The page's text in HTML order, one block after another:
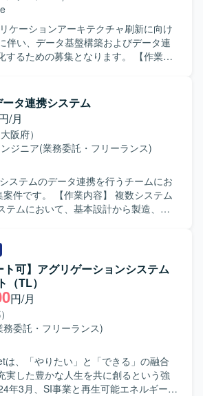
PythonやSQLを活用したバッチ開発に
経験を積む機会もあり、今後のキャリ
クトとなっております。 【開発環
境をベースとし、PythonおよびSQL
向けに最適化した形で実装していただ
切なタイミングで進捗や成果、問題
りやすく報告・説明できる方を歓迎い
式情報を取り扱うにあたり、高い倫理
ります。 【ポジションの魅
たバッチ開発・移行の実務経験を積む
存資産の移行と新規バッチ開発の双方
計から運用まで一連のプロセスを経験
を用いたバッチ開発・運用を行いま
サーバーも取り扱います。
ケーションアーキテクチャ刷新に向け
伴い、データ基盤構築およびデータ連
ための募集となります。 【作業内
ャ／ファンクションの設計・実装を担
。 ・カーソル処理・例外処理・トラン
よび索引設計や実行計画確認などの性
施していただきます。 ・DataSpider、
、SSIS、Synclogic等のETL／データ連
ブ設計～実装～運用を行っていただ
理の設計およびスケジューラとの連携
きます。 ・JDBC/ODBCコネクタや
た接続設定・マッピング・ジョブ定義
像】 ・データベ
関する知見を活かしながら、自ら主体
決に取り組んでいただける方を求めて
バーとコミュニケーションを取りなが
仕様を整理しつつ着実に作業を進めて
ポジションの魅力】 ・
盤づくりに携わることで、データ連
おける上流から実装まで一連の経験
す。 ・OracleDBおよび各種ETLツール
ータ連携の実務経験を通じて、SQLチ
モデリングのスキルを高めていただけ
ータ連携システム
/月
阪府）
ジニア(業務委託・フリーランス)
ステムのデータ連携を行うチームにお
容】 複数システム
テムにおいて、基本設計から製造、テ
る方を求めています。データ連携の特
検証しながら開発を進められる方が望
広いシステムとの連携経験を積むこと
PG等の増員が予定されており、長期的
アップが期待できる環境です。 【開
（PL/SQLやストアド）、Linux、
用いた開発環境です。
ト可】アグリゲーションシステム
（TL）
円/月
務委託・フリーランス)
は、「やりたい」と「できる」の融合
実した豊かな人生を共に創るという強
年3月、SI事業と再生可能エネルギー